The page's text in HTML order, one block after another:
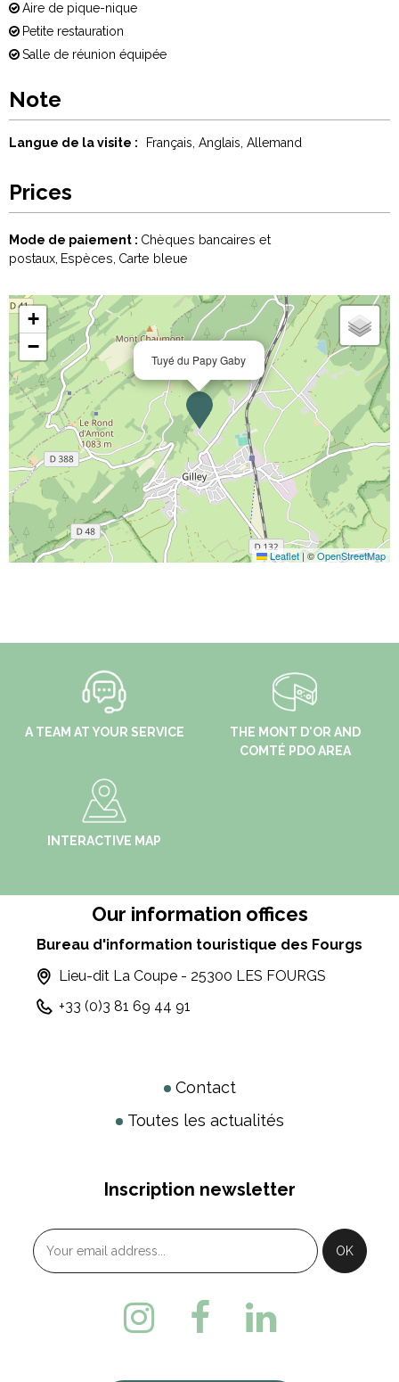
Aire de pique-nique
Petite restauration
Salle de réunion équipée
Note
Langue de la visite : Français Anglais Allemand
Prices
Mode de paiement : Chèques bancaires et
postaux Espèces Carte bleue
Tuyé du Papy Gaby
+
−
Leaflet |©OpenStreetMap
A TEAM AT YOUR SERVICE
THE MONT D'OR AND
COMTÉ PDO AREA
INTERACTIVE MAP
Our information offices
Bureau d'information touristique des Fourgs
Lieu-dit La Coupe - 25300 LES FOURGS
+33 (0)3 81 69 44 91
Contact
Toutes les actualités
Inscription newsletter